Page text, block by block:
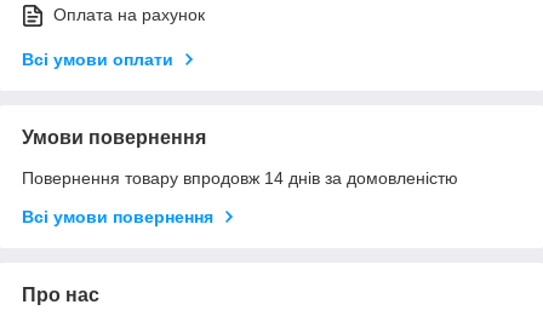
Оплата на рахунок
Всі умови оплати
Умови повернення
Повернення товару впродовж 14 днів за домовленістю
Всі умови повернення
Про нас